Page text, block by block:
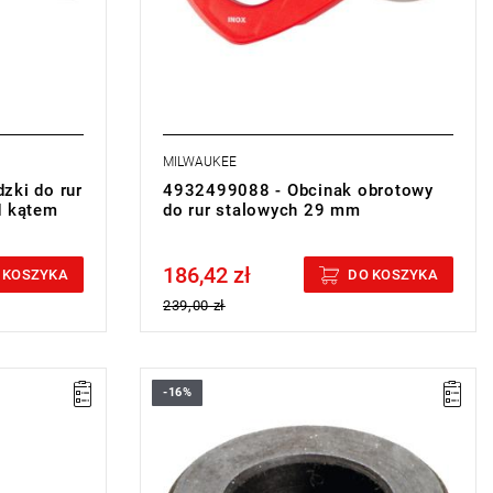
do rur
kątem
KOSZYKA
MILWAUKEE
4932499088 - Obcinak obrotowy
do rur stalowych 29 mm
Price tax included
186,42 zł
239,00 zł
DO KOSZYKA
-16%